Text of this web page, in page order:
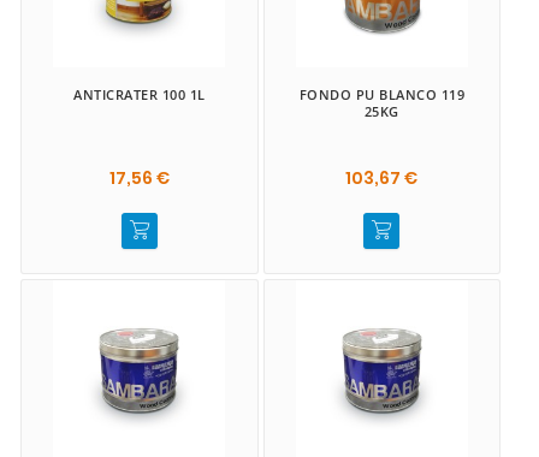
ANTICRATER 100 1L
17,56 €
FONDO PU BLANCO 119
25KG
103,67 €